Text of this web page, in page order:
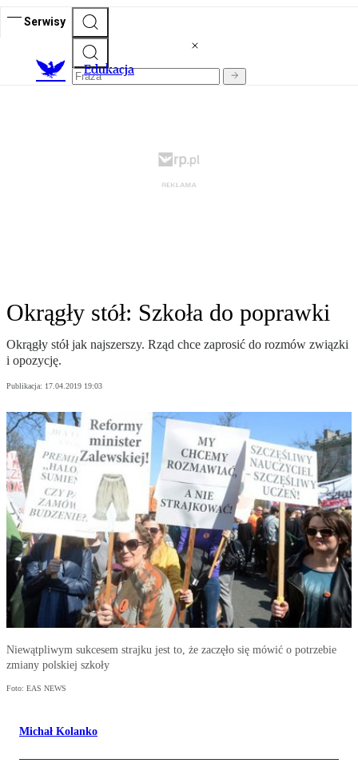
Serwisy
Edukacja
Okrągły stół: Szkoła do poprawki
Okrągły stół jak najszerszy. Rząd chce zaprosić do rozmów związki
i opozycję.
Publikacja: 17.04.2019 19:03
Niewątpliwym sukcesem strajku jest to, że zaczęło się mówić o potrzebie
zmiany polskiej szkoły
Foto: EAS NEWS
Michał Kolanko